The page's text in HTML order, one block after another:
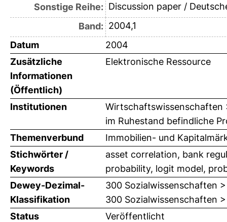
Sonstige Reihe: Discussion paper /
Band: 2004,1
Datum
2004
Zusätzliche
Informationen
(Öffentlich)
Elektronische Ressource
Institutionen
im Ruhestand befindliche
Themenverbund
Immobilien- und
Stichwörter /
Keywords
asset correlation, bank
probability, logit model,
Dewey-Dezimal-
Klassifikation
300 Sozialwissenschaften
300 Sozialwissenschaften
Status
Veröffentlicht